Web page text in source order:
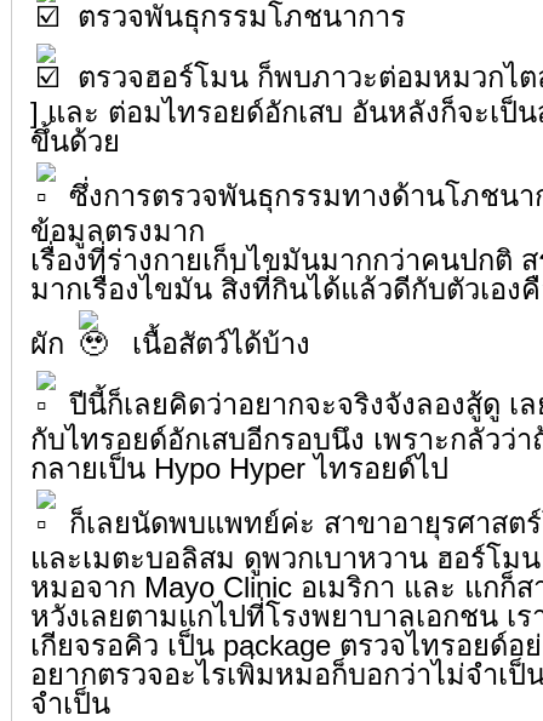
ตรวจพันธุกรรมโภชนาการ
ตรวจฮอร์โมน ก็พบภาวะต่อมหมวกไ
] และ ต่อมไทรอยด์อักเสบ อันหลังก็จะเป็
ขึ้นด้วย
ซึ่งการตรวจพันธุกรรมทางด้านโภชน
ข้อมูลตรงมาก
เรื่องที่ร่างกายเก็บไขมันมากกว่าคนปกติ
มากเรื่องไขมัน สิ่งที่กินได้แล้วดีกับตัวเอง
ผัก
เนื้อสัตว์ได้บ้าง
ปีนี้ก็เลยคิดว่าอยากจะจริงจังลองสู้ดู เ
กับไทรอยด์อักเสบอีกรอบนึง เพราะกลัวว่
กลายเป็น Hypo Hyper ไทรอยด์ไป
ก็เลยนัดพบแพทย์ค่ะ สาขาอายุรศาสต
และเมตะบอลิสม ดูพวกเบาหวาน ฮอร์โม
หมอจาก Mayo Clinic อเมริกา และ แกก็
หวังเลยตามแกไปที่โรงพยาบาลเอกชน เ
เกียจรอคิว เป็น package ตรวจไทรอยด์อ
อยากตรวจอะไรเพิ่มหมอก็บอกว่าไม่จำเป็
จำเป็น